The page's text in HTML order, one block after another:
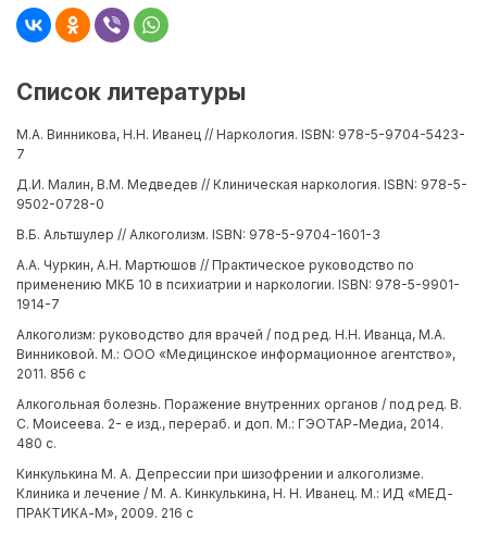
Список литературы
М.А. Винникова, Н.Н. Иванец // Наркология. ISBN: 978-5-9704-5423-
7
Д.И. Малин, В.М. Медведев // Клиническая наркология. ISBN: 978-5-
9502-0728-0
В.Б. Альтшулер // Алкоголизм. ISBN: 978-5-9704-1601-3
А.А. Чуркин, А.Н. Мартюшов // Практическое руководство по
применению МКБ 10 в психиатрии и наркологии. ISBN: 978-5-9901-
1914-7
Алкоголизм: руководство для врачей / под ред. Н.Н. Иванца, М.А.
Винниковой. М.: ООО «Медицинское информационное агентство»,
2011. 856 с
Алкогольная болезнь. Поражение внутренних органов / под ред. В.
С. Моисеева. 2- е изд., перераб. и доп. М.: ГЭОТАР-Медиа, 2014.
480 с.
Кинкулькина М. А. Депрессии при шизофрении и алкоголизме.
Клиника и лечение / М. А. Кинкулькина, Н. Н. Иванец. М.: ИД «МЕД-
ПРАКТИКА-М», 2009. 216 с